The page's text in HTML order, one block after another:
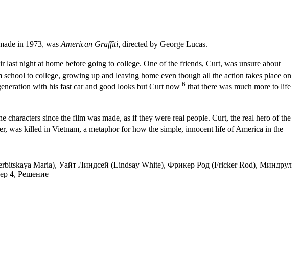
in 1973, was American Graffiti, directed by George Lucas.
last night at home before going to college. One of the friends, Curt, was unsure about
to college, growing up and leaving home even though all the action takes place on
with his fast car and good looks but Curt now 6 that there was much more to life
characters since the film was made, as if they were real people. Curt, the real hero of the
was killed in Vietnam, a metaphor for how the simple, innocent life of America in the